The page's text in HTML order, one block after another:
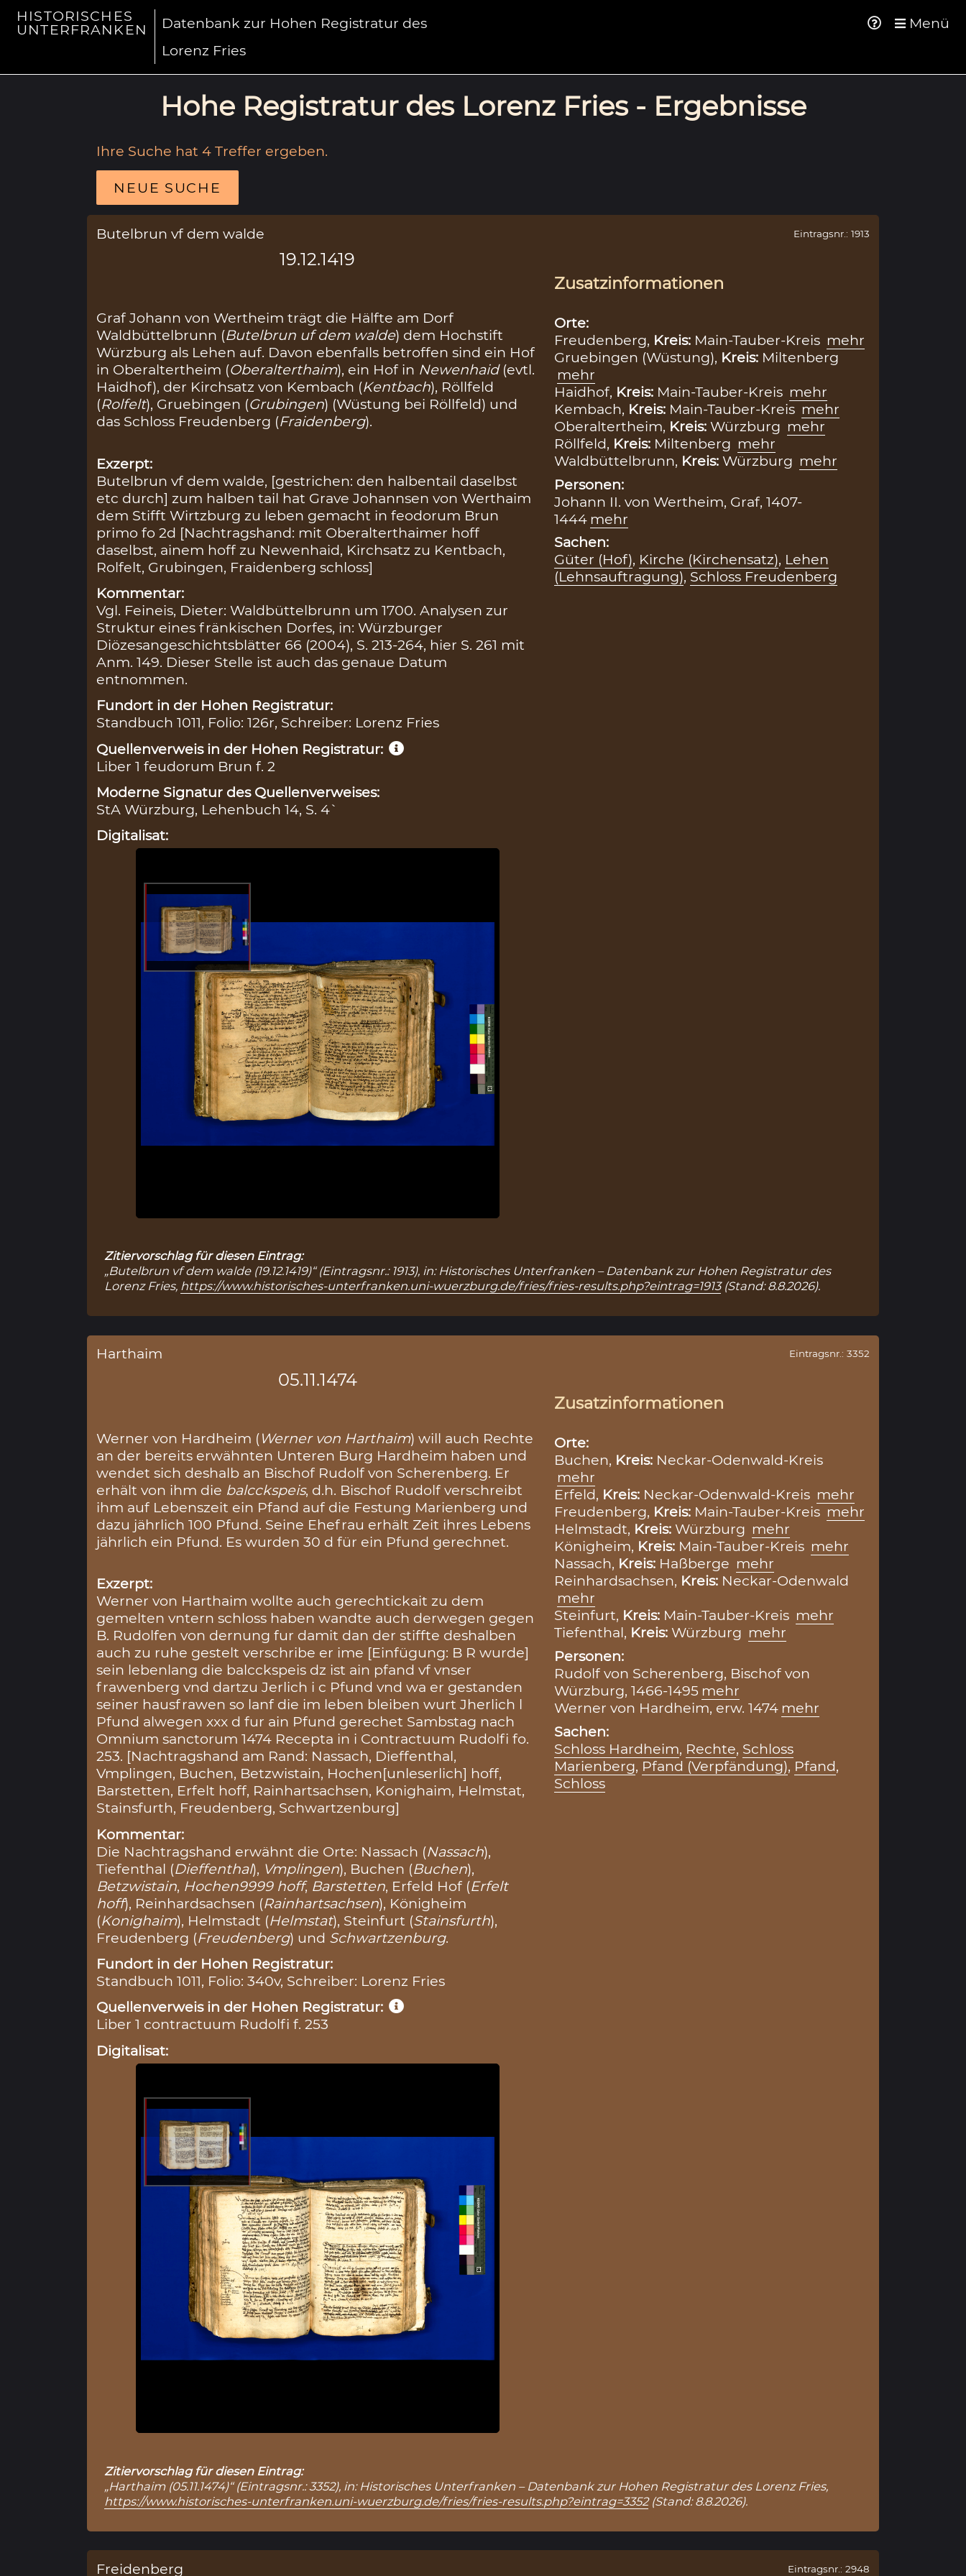
HISTORISCHES
UNTERFRANKEN
Datenbank zur Hohen Registratur des
Lorenz Fries
Menü
Hohe Registratur des Lorenz Fries - Ergebnisse
Ihre Suche hat 4 Treffer ergeben.
NEUE SUCHE
Butelbrun vf dem walde
19.12.1419
Graf Johann von Wertheim trägt die Hälfte am Dorf
Waldbüttelbrunn (Butelbrun uf dem walde) dem Hochstift
Würzburg als Lehen auf. Davon ebenfalls betroffen sind ein Hof
in Oberaltertheim (Oberalterthaim), ein Hof in Newenhaid(evtl.
Haidhof), der Kirchsatz von Kembach (Kentbach), Röllfeld
(Rolfelt), Gruebingen (Grubingen) (Wüstung bei Röllfeld) und
das Schloss Freudenberg (Fraidenberg).
Exzerpt:
Butelbrun vf dem walde, [gestrichen: den halbentail daselbst
etc durch] zum halben tail hat Grave Johannsen von Werthaim
dem Stifft Wirtzburg zu leben gemacht in feodorum Brun
primo fo 2d [Nachtragshand: mit Oberalterthaimer hoff
daselbst, ainem hoff zu Newenhaid, Kirchsatz zu Kentbach,
Rolfelt, Grubingen, Fraidenberg schloss]
Kommentar:
Vgl. Feineis, Dieter: Waldbüttelbrunn um 1700. Analysen zur
Struktur eines fränkischen Dorfes, in: Würzburger
Diözesangeschichtsblätter 66 (2004), S. 213-264, hier S. 261 mit
Anm. 149. Dieser Stelle ist auch das genaue Datum
entnommen.
Fundort in der Hohen Registratur:
Standbuch 1011, Folio: 126r, Schreiber: Lorenz Fries
Quellenverweis in der Hohen Registratur:
Liber 1 feudorum Brun f. 2
Moderne Signatur des Quellenverweises:
StA Würzburg, Lehenbuch 14, S. 4`
Digitalisat:
Eintragsnr.: 1913
Zusatzinformationen
Orte:
Freudenberg, Kreis: Main-Tauber-Kreis mehr
Gruebingen (Wüstung), Kreis: Miltenberg
mehr
Haidhof, Kreis: Main-Tauber-Kreis mehr
Kembach, Kreis: Main-Tauber-Kreis mehr
Oberaltertheim, Kreis: Würzburg mehr
Röllfeld, Kreis: Miltenberg mehr
Waldbüttelbrunn, Kreis: Würzburg mehr
Personen:
Johann II. von Wertheim, Graf, 1407-
1444 mehr
Sachen:
Güter (Hof), Kirche (Kirchensatz), Lehen
(Lehnsauftragung), Schloss Freudenberg
Zitiervorschlag für diesen Eintrag:
„Butelbrun vf dem walde (19.12.1419)“ (Eintragsnr.: 1913), in: Historisches Unterfranken – Datenbank zur Hohen Registratur des
Lorenz Fries, https://www.historisches-unterfranken.uni-wuerzburg.de/fries/fries-results.php?eintrag=1913(Stand: 8.8.2026).
Harthaim
05.11.1474
Werner von Hardheim (Werner von Harthaim) will auch Rechte
an der bereits erwähnten Unteren Burg Hardheim haben und
wendet sich deshalb an Bischof Rudolf von Scherenberg. Er
erhält von ihm die balcckspeis, d.h. Bischof Rudolf verschreibt
ihm auf Lebenszeit ein Pfand auf die Festung Marienberg und
dazu jährlich 100 Pfund. Seine Ehefrau erhält Zeit ihres Lebens
jährlich ein Pfund. Es wurden 30 d für ein Pfund gerechnet.
Exzerpt:
Werner von Harthaim wollte auch gerechtickait zu dem
gemelten vntern schloss haben wandte auch derwegen gegen
B. Rudolfen von dernung fur damit dan der stiffte deshalben
auch zu ruhe gestelt verschribe er ime [Einfügung: B R wurde]
sein lebenlang die balcckspeis dz ist ain pfand vf vnser
frawenberg vnd dartzu Jerlich i c Pfund vnd wa er gestanden
seiner hausfrawen so lanf die im leben bleiben wurt Jherlich l
Pfund alwegen xxx d fur ain Pfund gerechet Sambstag nach
Omnium sanctorum 1474 Recepta in i Contractuum Rudolfi fo.
253. [Nachtragshand am Rand: Nassach, Dieffenthal,
Vmplingen, Buchen, Betzwistain, Hochen[unleserlich] hoff,
Barstetten, Erfelt hoff, Rainhartsachsen, Konighaim, Helmstat,
Stainsfurth, Freudenberg, Schwartzenburg]
Kommentar:
Die Nachtragshand erwähnt die Orte: Nassach (Nassach),
Tiefenthal (Dieffenthal), Vmplingen), Buchen (Buchen),
Betzwistain, Hochen9999 hoff, Barstetten, Erfeld Hof (Erfelt
hoff), Reinhardsachsen (Rainhartsachsen), Königheim
(Konighaim), Helmstadt (Helmstat), Steinfurt (Stainsfurth),
Freudenberg (Freudenberg) und Schwartzenburg.
Fundort in der Hohen Registratur:
Standbuch 1011, Folio: 340v, Schreiber: Lorenz Fries
Quellenverweis in der Hohen Registratur:
Liber 1 contractuum Rudolfi f. 253
Digitalisat:
Eintragsnr.: 3352
Zusatzinformationen
Orte:
Buchen, Kreis: Neckar-Odenwald-Kreis
mehr
Erfeld, Kreis: Neckar-Odenwald-Kreis mehr
Freudenberg, Kreis: Main-Tauber-Kreis mehr
Helmstadt, Kreis: Würzburg mehr
Königheim, Kreis: Main-Tauber-Kreis mehr
Nassach, Kreis: Haßberge mehr
Reinhardsachsen, Kreis: Neckar-Odenwald
mehr
Steinfurt, Kreis: Main-Tauber-Kreis mehr
Tiefenthal, Kreis: Würzburg mehr
Personen:
Rudolf von Scherenberg, Bischof von
Würzburg, 1466-1495 mehr
Werner von Hardheim, erw. 1474 mehr
Sachen:
Schloss Hardheim, Rechte, Schloss
Marienberg, Pfand (Verpfändung), Pfand,
Schloss
Zitiervorschlag für diesen Eintrag:
„Harthaim (05.11.1474)“ (Eintragsnr.: 3352), in: Historisches Unterfranken – Datenbank zur Hohen Registratur des Lorenz Fries,
https://www.historisches-unterfranken.uni-wuerzburg.de/fries/fries-results.php?eintrag=3352(Stand: 8.8.2026).
Freidenberg Eintragsnr.: 2948